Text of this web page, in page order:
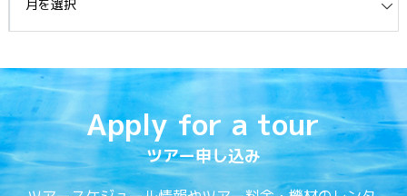
Apply for a tour
ツアー申し込み